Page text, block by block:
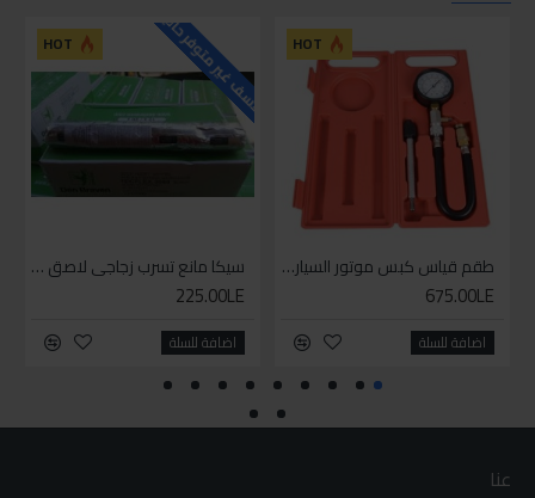
HOT
طقم قياس كبس موتور السياره 3 ق
675.00LE
اضافة للسلة
HOT للاسف غير متوفر حاليا
سيكا مانع تسرب زجاجي لاصق اسود 600 مل
225.00LE
اضافة للسلة
عنا